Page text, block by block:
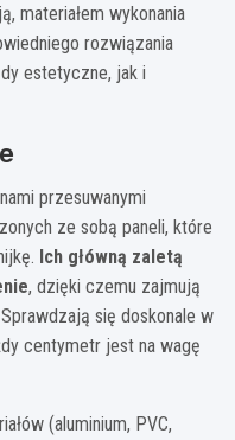
materiałem wykonania
rozwiązania
estetyczne, jak i
przesuwanymi
ze sobą paneli, które
Ich główną zaletą
, dzięki czemu zajmują
się doskonale w
centymetr jest na wagę
(aluminium, PVC,